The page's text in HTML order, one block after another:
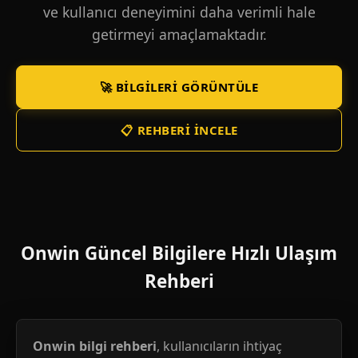
ve kullanıcı deneyimini daha verimli hale
getirmeyi amaçlamaktadır.
🚀 BILGILERI GÖRÜNTÜLE
📋 REHBERI İNCELE
Onwin Güncel Bilgilere Hızlı Ulaşım
Rehberi
Onwin bilgi rehberi, kullanıcıların ihtiyaç